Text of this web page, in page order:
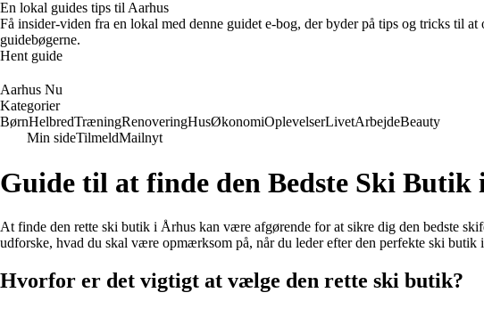
En lokal guides tips til Aarhus
Få insider-viden fra en lokal med denne guidet e-bog, der byder på tips og tricks til
guidebøgerne.
Hent guide
Aarhus Nu
Kategorier
BørnHelbredTræningRenoveringHusØkonomiOplevelserLivetArbejdeBeauty
Min sideTilmeldMailnyt
Guide til at finde den Bedste Ski Butik
At finde den rette ski butik i Århus kan være afgørende for at sikre dig den bedste
udforske, hvad du skal være opmærksom på, når du leder efter den perfekte ski butik
Hvorfor er det vigtigt at vælge den rette ski butik?